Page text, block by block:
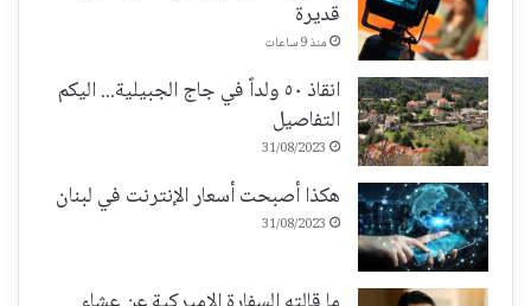
قديرة
منذ 9 ساعات
انقاذ ٥٠ ولداً في جاج الجبيلية... اليكم
التفاصيل
31/08/2023
هكذا أصبحت أسعار الإنترنت في لبنان
31/08/2023